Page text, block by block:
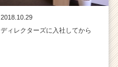
2018.10.29
ディレクターズに入社してから